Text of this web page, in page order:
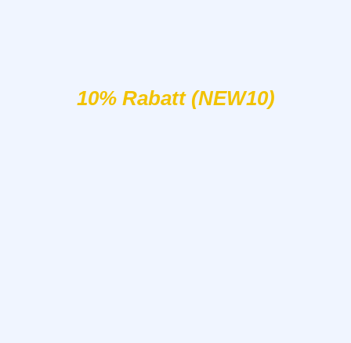
10% Rabatt (NEW10)